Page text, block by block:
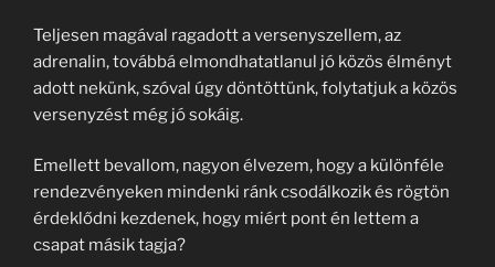
Teljesen magával ragadott a versenyszellem, az
adrenalin, továbbá elmondhatatlanul jó közös élményt
adott nekünk, szóval úgy döntöttünk, folytatjuk a közös
versenyzést még jó sokáig.
Emellett bevallom, nagyon élvezem, hogy a különféle
rendezvényeken mindenki ránk csodálkozik és rögtön
érdeklődni kezdenek, hogy miért pont én lettem a
csapat másik tagja?